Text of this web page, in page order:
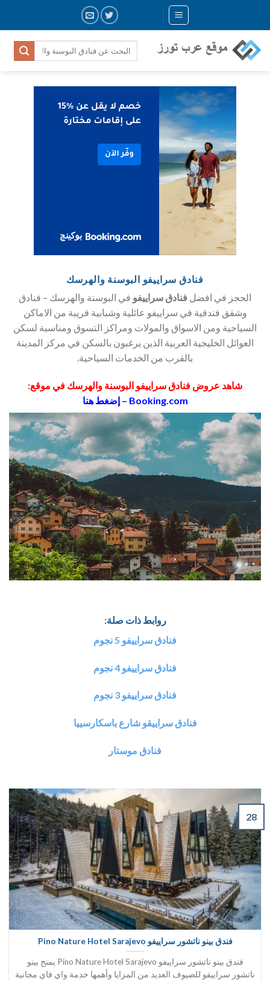
content
فنادق سراييفو البوسنة والهرسك
الحجز في افضل فنادق سراييفو في البوسنة والهرسك – فنادق
وشقق فندقية في سراييفو عائلية وشبابية قريبة من الاماكن
السياحية ومن الاسواق والمولات ومراكز التسوق ومناسبة لسكن
العوائل الخليجية العربية الذين يرغبون بالسكن في مركز المدينة
بالقرب من الخدمات السياحية.
شاهد عروض فنادق سراييفو البوسنة والهرسك في موقع:
Booking.com – إضغط هنا
روابط ذات صلة:
فنادق سراييفو 5 نجوم
فنادق سراييفو 4 نجوم
فنادق سراييفو 3 نجوم
فنادق سراييقو شارع باسكارسييا
فنادق موستار
فندق بينو ناتشور سراييفو Pino Nature Hotel Sarajevo
فندق بينو ناتشور سراييفو Pino Nature Hotel Sarajevo يمنح بينو
ناتشور سراييفو للضيوف العديد من المزايا وأهمها خدمة واي فاي مجانية
28